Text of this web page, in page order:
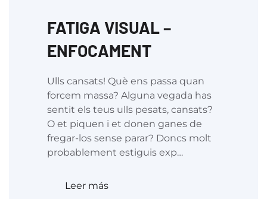
FATIGA VISUAL –
ENFOCAMENT
Ulls cansats! Què ens passa quan
forcem massa? Alguna vegada has
sentit els teus ulls pesats, cansats?
O et piquen i et donen ganes de
fregar-los sense parar? Doncs molt
probablement estiguis exp…
Leer más